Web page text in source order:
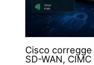
Cisco
SD-WAN,